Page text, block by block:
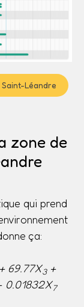
Léandre
zone de
qui prend
ça:
69.77X3+
7